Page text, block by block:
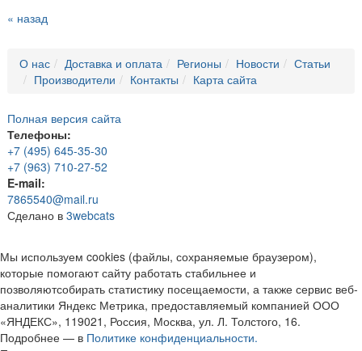
« назад
О нас Доставка и оплата Регионы Новости
Статьи
Производители
Контакты Карта сайта
Полная версия сайта
Телефоны:
+7 (495) 645-35-30
+7 (963) 710-27-52
E-mail:
7865540@mail.ru
Сделано в 3webcats
Мы используем cookies (файлы, сохраняемые браузером),
которые помогают сайту работать стабильнее и
позволяютсобирать статистику посещаемости, а также сервис веб-
аналитики Яндекс Метрика, предоставляемый компанией ООО
«ЯНДЕКС», 119021, Россия, Москва, ул. Л. Толстого, 16.
Подробнее — в Политике конфиденциальности.